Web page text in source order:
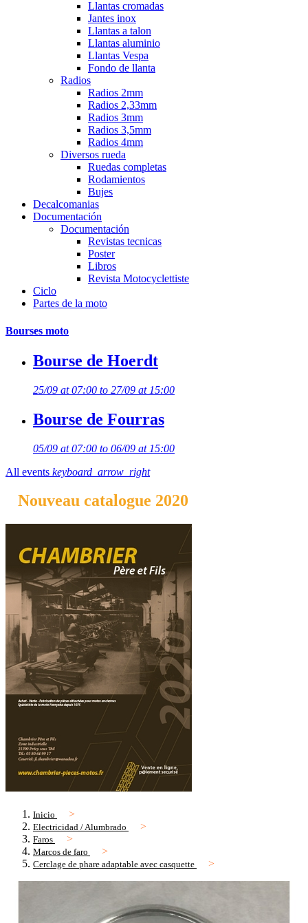
Llantas cromadas
Jantes inox
Llantas a talon
Llantas aluminio
Llantas Vespa
Fondo de llanta
Radios
Radios 2mm
Radios 2,33mm
Radios 3mm
Radios 3,5mm
Radios 4mm
Diversos rueda
Ruedas completas
Rodamientos
Bujes
Decalcomanias
Documentación
Documentación
Revistas tecnicas
Poster
Libros
Revista Motocyclettiste
Ciclo
Partes de la moto
Bourses moto
Bourse de Hoerdt
25/09 at 07:00 to 27/09 at 15:00
Bourse de Fourras
05/09 at 07:00 to 06/09 at 15:00
All events keyboard_arrow_right
Nouveau catalogue 2020
Inicio
Electricidad / Alumbrado
Faros
Marcos de faro
Cerclage de phare adaptable avec casquette